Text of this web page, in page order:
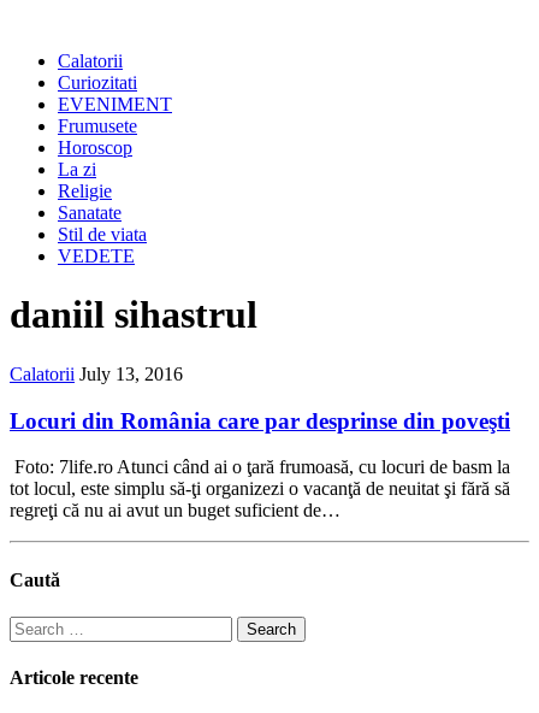
Calatorii
Curiozitati
EVENIMENT
Frumusete
Horoscop
La zi
Religie
Sanatate
Stil de viata
VEDETE
daniil sihastrul
Calatorii July 13, 2016
Locuri din România care par desprinse din poveşti
Foto: 7life.ro Atunci când ai o ţară frumoasă, cu locuri de basm la
tot locul, este simplu să-ţi organizezi o vacanţă de neuitat şi fără să
regreţi că nu ai avut un buget suficient de…
Caută
Search
for:
Articole recente